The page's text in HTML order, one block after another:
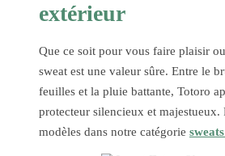
extérieur
Que ce soit pour vous faire plaisir
sweat est une valeur sûre. Entre le
feuilles et la pluie battante, Totoro
protecteur silencieux et majestueux.
modèles dans notre catégorie